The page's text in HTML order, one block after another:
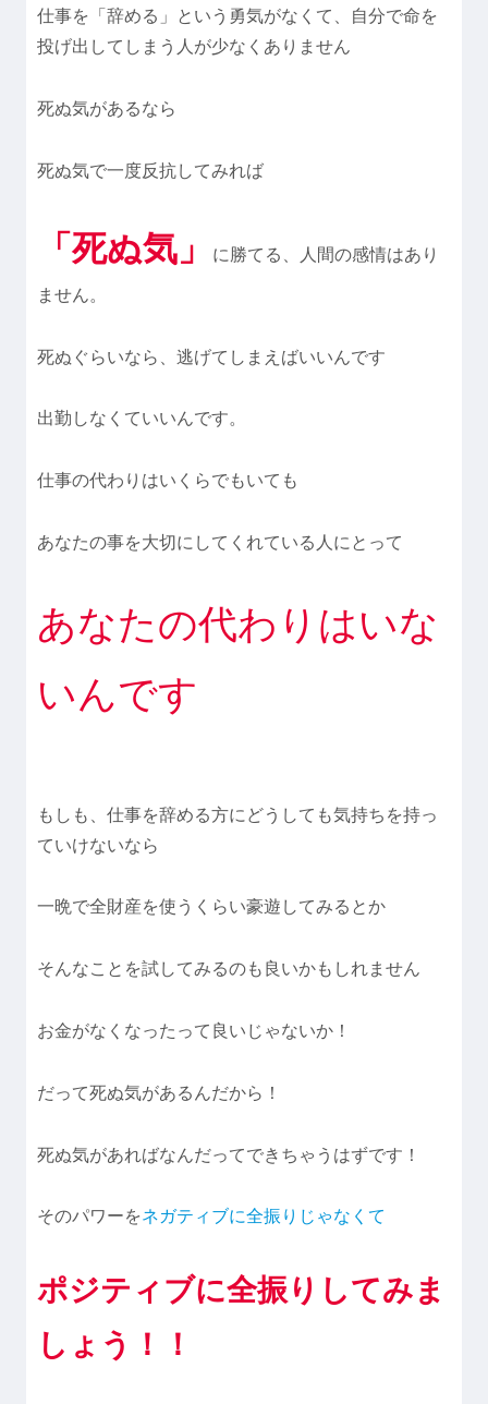
仕事を「辞める」という勇気がなくて、自分で命を
投げ出してしまう人が少なくありません
死ぬ気があるなら
死ぬ気で一度反抗してみれば
「死ぬ気」 に勝てる、人間の感情はあり
ません。
死ぬぐらいなら、逃げてしまえばいいんです
出勤しなくていいんです。
仕事の代わりはいくらでもいても
あなたの事を大切にしてくれている人にとって
あなたの代わりはいな
いんです
もしも、仕事を辞める方にどうしても気持ちを持っ
ていけないなら
一晩で全財産を使うくらい豪遊してみるとか
そんなことを試してみるのも良いかもしれません
お金がなくなったって良いじゃないか！
だって死ぬ気があるんだから！
死ぬ気があればなんだってできちゃうはずです！
そのパワーをネガティブに全振りじゃなくて
ポジティブに全振りしてみま
しょう！！